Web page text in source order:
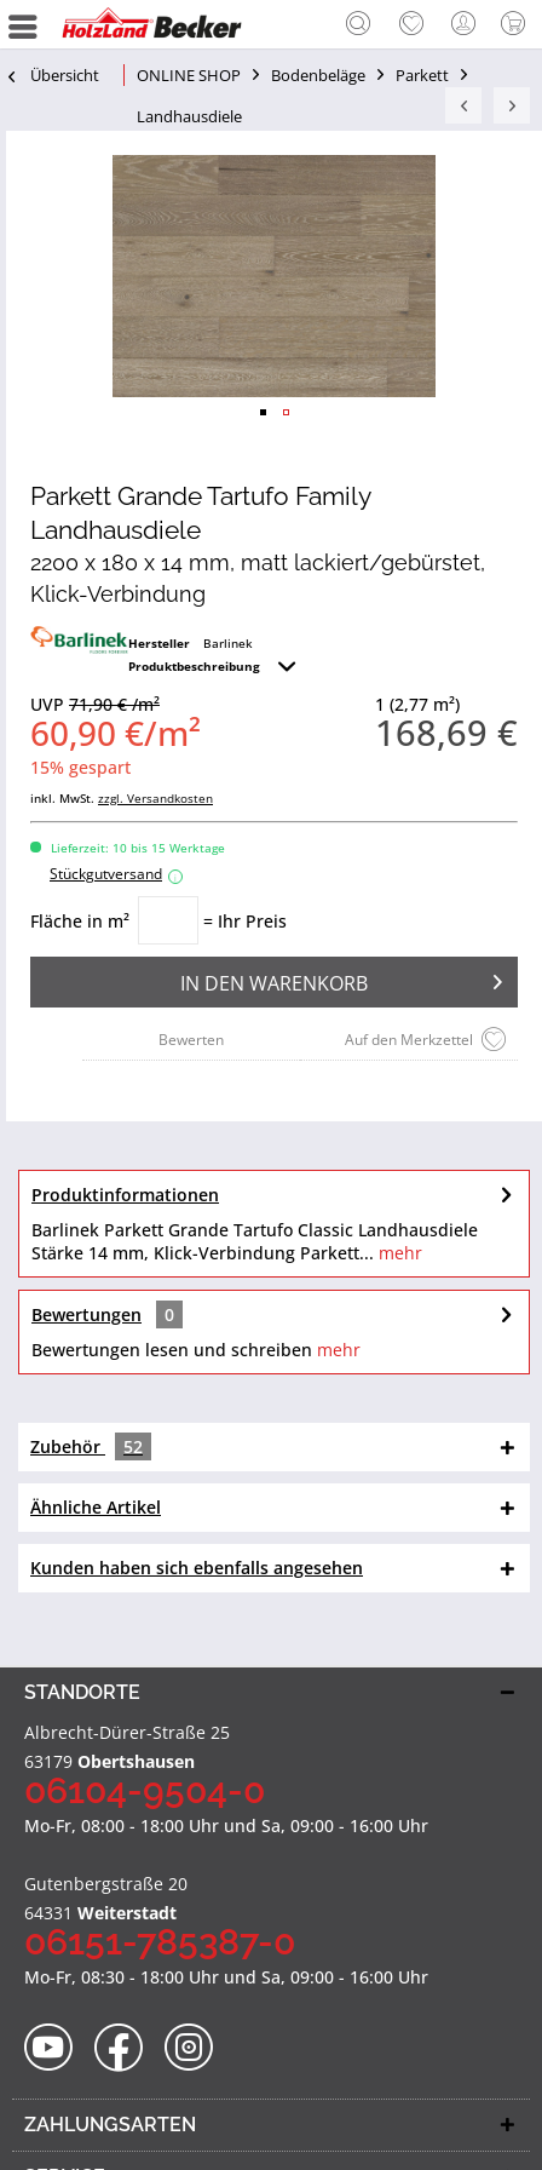
Übersicht ONLINE SHOP Bodenbeläge
Parkett
Landhausdiele
Parkett Grande Tartufo Family
Landhausdiele
2200 x 180 x 14 mm, matt lackiert/gebürstet,
Klick-Verbindung
Hersteller
Barlinek
Produktbeschreibung
1 (2,77 m²)
168,69 €
UVP 71,90 € /m²
60,90 €/m²
15% gespart
inkl. MwSt. zzgl. Versandkosten
Lieferzeit: 10 bis 15 Werktage
Stückgutversand i
Fläche in m² = Ihr Preis
IN DEN WARENKORB
Auf den Merkzettel
Bewerten
Produktinformationen
Barlinek Parkett Grande Tartufo Classic Landhausdiele
Stärke 14 mm, Klick-Verbindung Parkett... mehr
Bewertungen
0
Bewertungen lesen und schreiben mehr
Zubehör 52
Ähnliche Artikel
Kunden haben sich ebenfalls angesehen
STANDORTE
Albrecht-Dürer-Straße 25
63179 Obertshausen
06104-9504-0
Mo-Fr, 08:00 - 18:00 Uhr und Sa, 09:00 - 16:00 Uhr
Gutenbergstraße 20
64331 Weiterstadt
06151-785387-0
Mo-Fr, 08:30 - 18:00 Uhr und Sa, 09:00 - 16:00 Uhr
ZAHLUNGSARTEN